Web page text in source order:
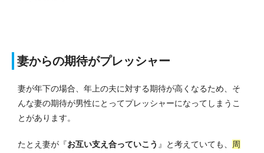
妻からの期待がプレッシャー
妻が年下の場合、年上の夫に対する期待が高くなるため、そ
んな妻の期待が男性にとってプレッシャーになってしまうこ
とがあります。
たとえ妻が『お互い支え合っていこう 』と考えていても、
周